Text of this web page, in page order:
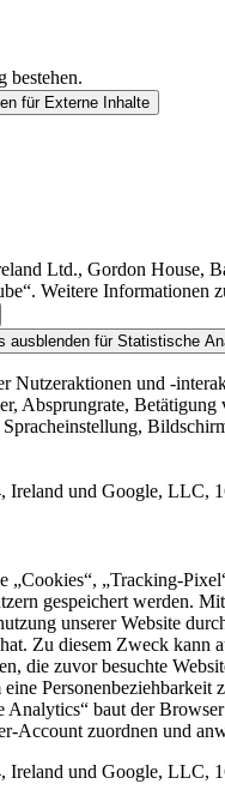
bestehen.
für Externe Inhalte
Ltd., Gordon House,
Weitere Informationen
ausblenden für Statistische
und -
Absprungrate,
und Google, LLC,
„Tracking-
gespeichert werden.
unserer Website
Zu diesem Zweck
die zuvor besuchte
baut der
zuordnen und
und Google, LLC,